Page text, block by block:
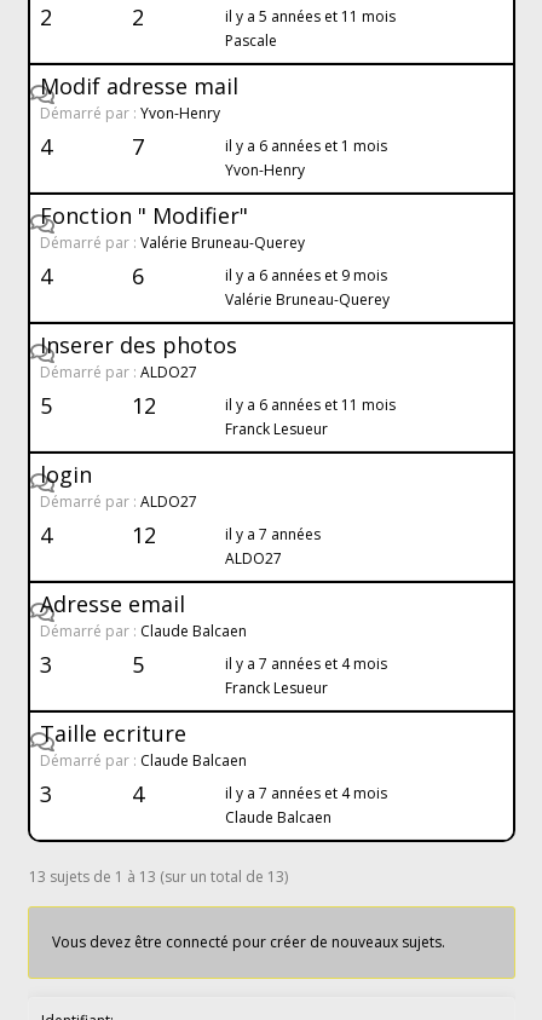
2 2
il y a 5 années et 11 mois
Pascale
Modif adresse mail
Démarré par : Yvon-Henry
4 7
il y a 6 années et 1 mois
Yvon-Henry
Fonction " Modifier"
Démarré par : Valérie Bruneau-Querey
4 6
il y a 6 années et 9 mois
Valérie Bruneau-Querey
Inserer des photos
Démarré par : ALDO27
5 12
il y a 6 années et 11 mois
Franck Lesueur
login
Démarré par : ALDO27
4 12
il y a 7 années
ALDO27
Adresse email
Démarré par : Claude Balcaen
3 5
il y a 7 années et 4 mois
Franck Lesueur
Taille ecriture
Démarré par : Claude Balcaen
3 4
il y a 7 années et 4 mois
Claude Balcaen
13 sujets de 1 à 13 (sur un total de 13)
Vous devez être connecté pour créer de nouveaux sujets.